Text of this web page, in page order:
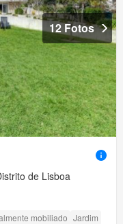
12 Fotos
de Lisboa
mobiliado Jardim